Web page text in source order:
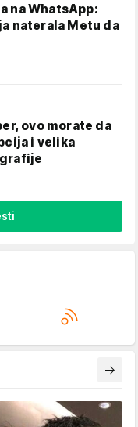
na WhatsApp:
naterala Metu da
ovo morate da
i velika